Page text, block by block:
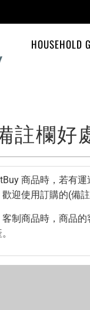
HOUSEHOLD
註欄好
商品時，若有
迎使用訂購的(備
制商品時，商品